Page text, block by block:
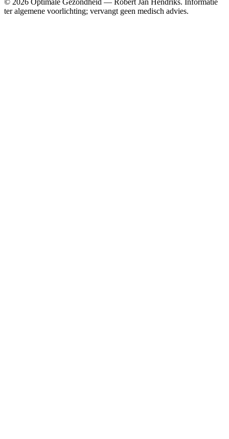
ter algemene voorlichting; vervangt geen medisch advies.